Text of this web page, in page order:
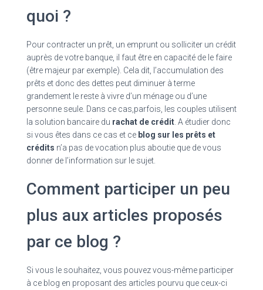
quoi ?
Pour contracter un prêt, un emprunt ou solliciter un crédit
auprès de votre banque, il faut être en capacité de le faire
(être majeur par exemple). Cela dit, l’accumulation des
prêts et donc des dettes peut diminuer à terme
grandement le reste à vivre d’un ménage ou d’une
personne seule. Dans ce cas,parfois, les couples utilisent
la solution bancaire du rachat de crédit . A étudier donc
si vous êtes dans ce cas et ce blog sur les prêts et
crédits n’a pas de vocation plus aboutie que de vous
donner de l’information sur le sujet.
Comment participer un peu
plus aux articles proposés
par ce blog ?
Si vous le souhaitez, vous pouvez vous-même participer
à ce blog en proposant des articles pourvu que ceux-ci